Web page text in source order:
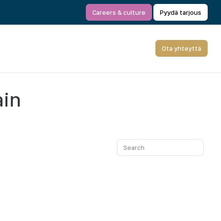
Careers & culture Pyydä tarjous
Ota yhteyttä